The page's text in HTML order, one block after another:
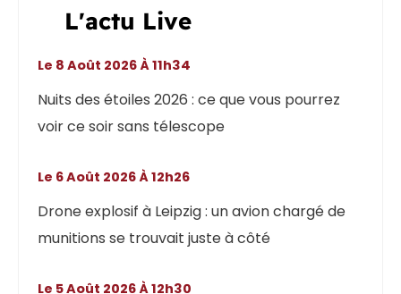
L'actu Live
Nuits des étoiles 2026 : ce que vous pourrez
voir ce soir sans télescope
Le 8 Août 2026 À 11h34
Drone explosif à Leipzig : un avion chargé de
munitions se trouvait juste à côté
Le 6 Août 2026 À 12h26
Le 5 Août 2026 À 12h30